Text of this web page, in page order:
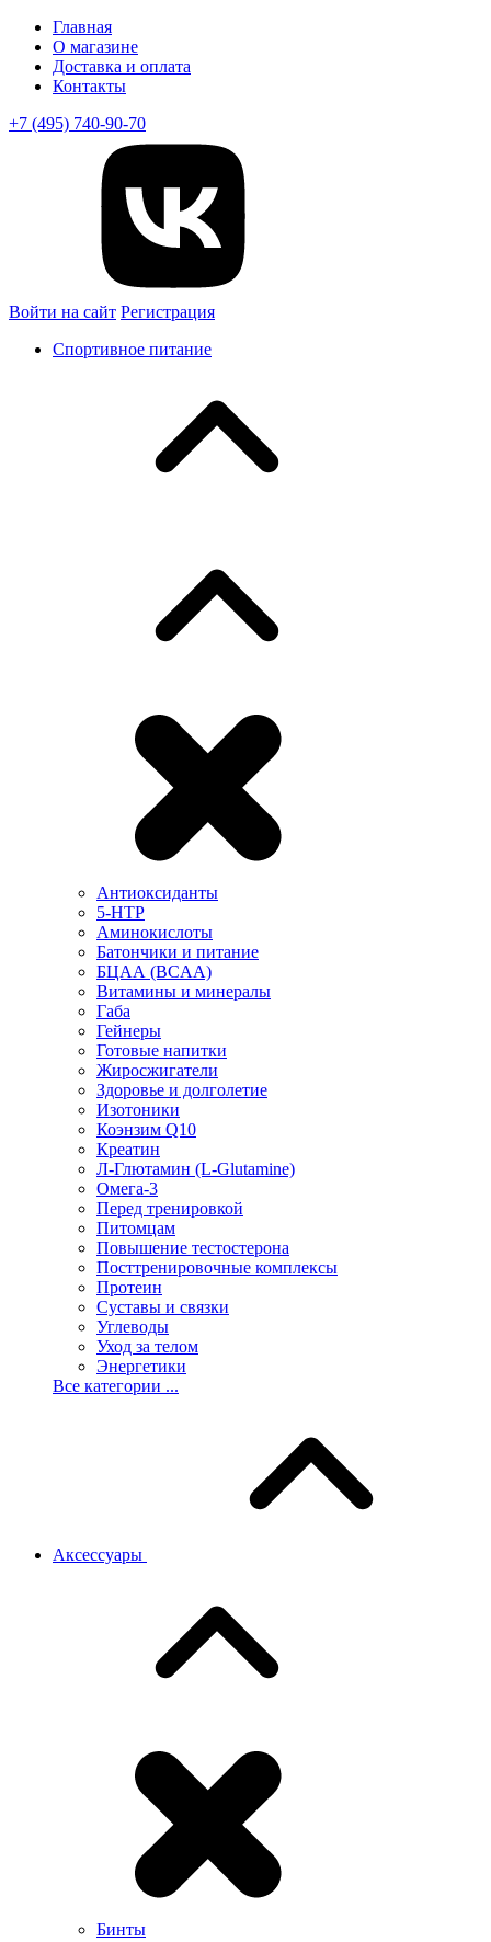
Главная
О магазине
Доставка и оплата
Контакты
+7 (495) 740-90-70
Войти на сайт Регистрация
Спортивное питание
Антиоксиданты
5-HTP
Аминокислоты
Батончики и питание
БЦАА (BCAA)
Витамины и минералы
Габа
Гейнеры
Готовые напитки
Жиросжигатели
Здоровье и долголетие
Изотоники
Коэнзим Q10
Креатин
Л-Глютамин (L-Glutamine)
Омега-3
Перед тренировкой
Питомцам
Повышение тестостерона
Посттренировочные комплексы
Протеин
Суставы и связки
Углеводы
Уход за телом
Энергетики
Все категории ...
Аксессуары
Бинты